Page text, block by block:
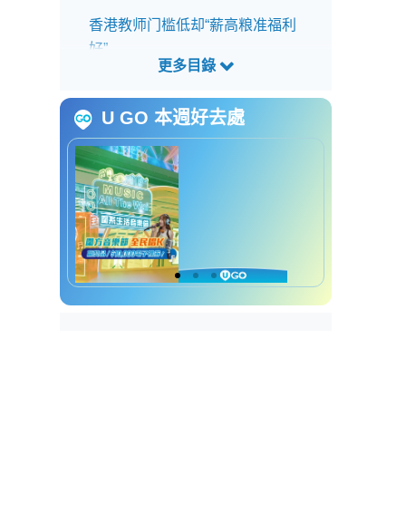
香港教师门槛低却“薪高粮准福利
好”
网友直斥老师人工过高“根
本是骗饭吃”
网友力撑教师不易做“做到
像条狗”
U GO 本週好去處